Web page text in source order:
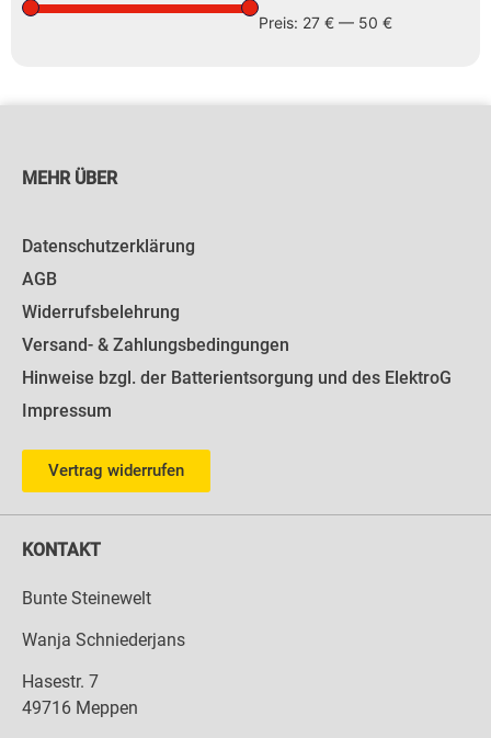
Preis: 27 € — 50 €
MEHR ÜBER
Datenschutzerklärung
AGB
Widerrufsbelehrung
Versand- & Zahlungsbedingungen
Hinweise bzgl. der Batterientsorgung und des ElektroG
Impressum
Vertrag widerrufen
KONTAKT
Bunte Steinewelt
Wanja Schniederjans
Hasestr. 7
49716 Meppen